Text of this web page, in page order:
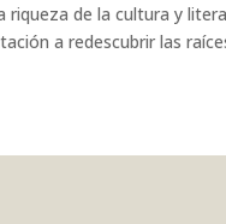
riqueza de la cultura y
a redescubrir las